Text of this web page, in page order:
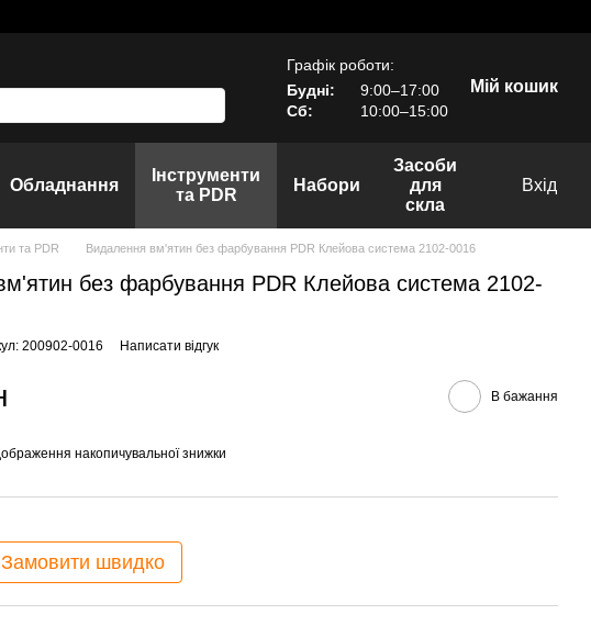
Графік роботи:
Будні:
9:00–17:00
Сб:
10:00–15:00
Мій кошик
Обладнання
Інструменти
та PDR
Набори
Засоби
для
скла
Вхід
та PDR Видалення вм'ятин без фарбування PDR Клейова система 2102-0016
без фарбування PDR Клейова система 2102-
200902-0016 Написати відгук
В бажання
накопичувальної знижки
Замовити швидко